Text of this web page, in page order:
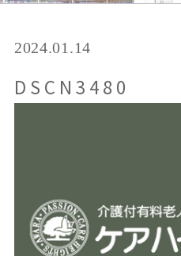
2024.01.14
DSCN3480